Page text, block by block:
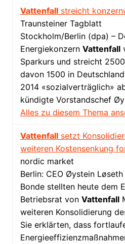
Vattenfallstreicht
Traunsteiner Tagblatt
Stockholm/Berlin (dpa) –
Energiekonzern Vattenfall
Sparkurs und streicht
davon 1500 in
2014 «sozialverträglich»
kündigte Vorstandschef
Alles zu diesem Thema
Vattenfallsetzt
weiteren Kostensenkung
nordic market
Berlin: CEO Øystein
Bonde stellten heute dem
Betriebsrat von Vattenfall
weiteren Konsolidierung
Sie erklärten, dass